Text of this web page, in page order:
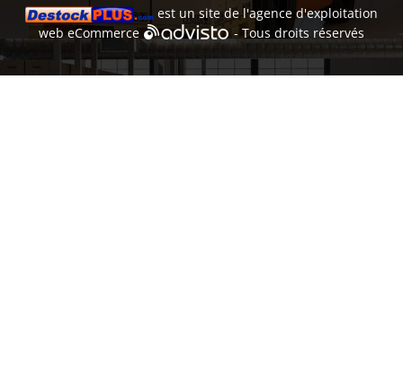
est un site de l'agence d'exploitation
webeCommerce - Tous droits réservés